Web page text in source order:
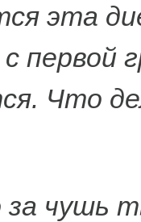
эта
первой
Что
чушь